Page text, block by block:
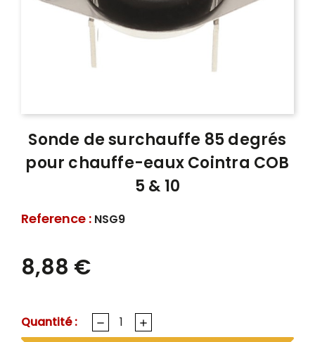
Sonde de surchauffe 85 degrés
pour chauffe-eaux Cointra COB
5 & 10
Reference : NSG9
8,88 €
Quantité :